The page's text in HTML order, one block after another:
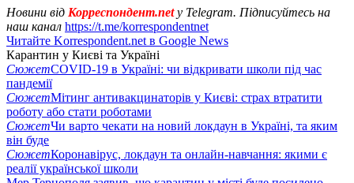
Новини від Корреспондент.net у Telegram. Підписуйтесь на
наш канал https://t.me/korrespondentnet
Читайте Korrespondent.net в Google News
Карантин у Києві та Україні
СюжетCOVID-19 в Україні: чи відкривати школи під час
пандемії
СюжетМітинг антивакцинаторів у Києві: страх втратити
роботу або стати роботами
СюжетЧи варто чекати на новий локдаун в Україні, та яким
він буде
СюжетКоронавірус, локдаун та онлайн-навчання: якими є
реалії української школи